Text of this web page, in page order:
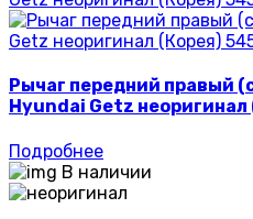
Рычаг передний правый
Hyundai Getz
Подробнее
В наличии